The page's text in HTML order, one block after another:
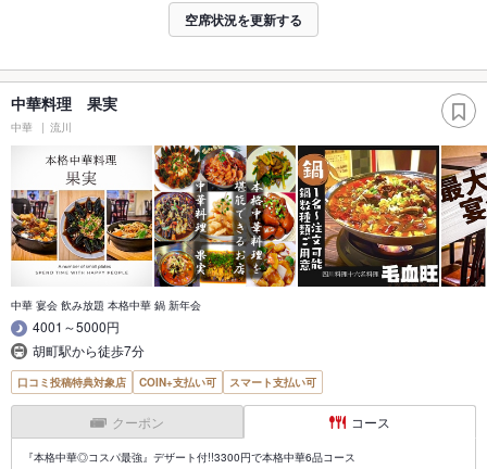
空席状況を更新する
中華料理 果実
中華 流川
中華 宴会 飲み放題 本格中華 鍋 新年会
4001～5000円
胡町駅から徒歩7分
口コミ投稿特典対象店 COIN+支払い可 スマート支払い可
クーポン コース
『本格中華◎コスパ最強』デザート付!!3300円で本格中華6品コース